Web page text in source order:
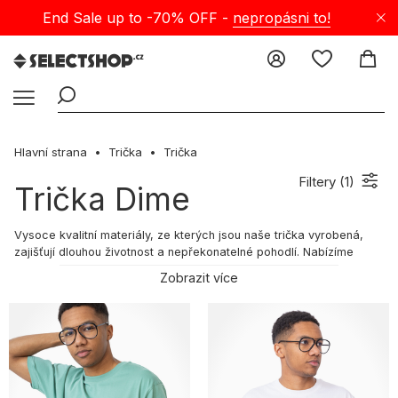
End Sale up to -70% OFF - nepropásni to!
Hlavní strana Trička Trička
Trička Dime Filtery (1)
Vysoce kvalitní materiály, ze kterých jsou naše trička vyrobená,
zajišťují dlouhou životnost a nepřekonatelné pohodlí. Nabízíme
šatníkem. Naše trička skvěle doplní jak šortky, džíny, tak i joggery.
Pro milovníky volného, sportovního a pohodlného oblečení máme v
nabídce spoustu zajímavých modelů. V naší bohaté nabídce najdeš
různé střihy a barvy, abys mohl svůj výběr přesně přizpůsobit svým
potřebám a vkusu. Kupuj pánská i dámská trička na Selectshop!
Skate tričko – co ho charakterizuje?
Trička s potisky spojenými se skateboardingem jsou ideální volbou
Zobrazit více